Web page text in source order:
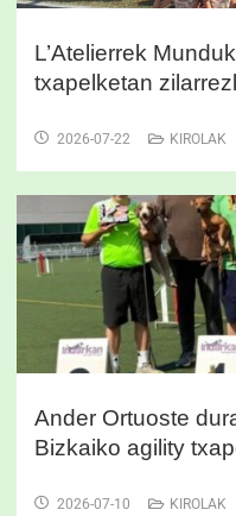
L’Atelierrek
txapelketan
2026-07-22 KIROLAK
Ander Ortuoste
Bizkaiko agility
2026-07-10 KIROLAK